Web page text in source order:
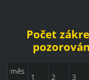
Počet
měs
1 2 3